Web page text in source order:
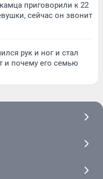
приговорили к 22
сейчас он звонит
рук и ног и стал
и почему его семью